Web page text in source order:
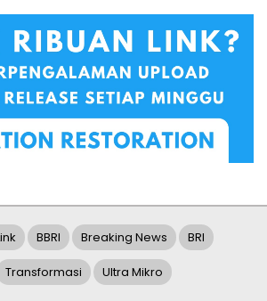
BBRI Breaking News BRI
Transformasi Ultra Mikro